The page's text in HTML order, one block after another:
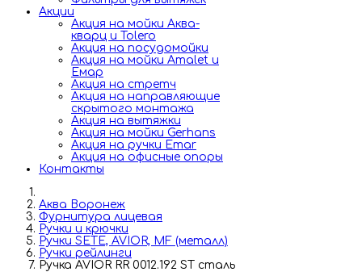
Акции
Акция на мойки Аква-
кварц и Tolero
Акция на посудомойки
Акция на мойки Amalet и
Емар
Акция на стретч
Акция на направляющие
скрытого монтажа
Акция на вытяжки
Акция на мойки Gerhans
Акция на ручки Emar
Акция на офисные опоры
Контакты
Аква Воронеж
Фурнитура лицевая
Ручки и крючки
Ручки SETE, AVIOR, MF (металл)
Ручки рейлинги
Ручка AVIOR RR 0012.192 SТ сталь